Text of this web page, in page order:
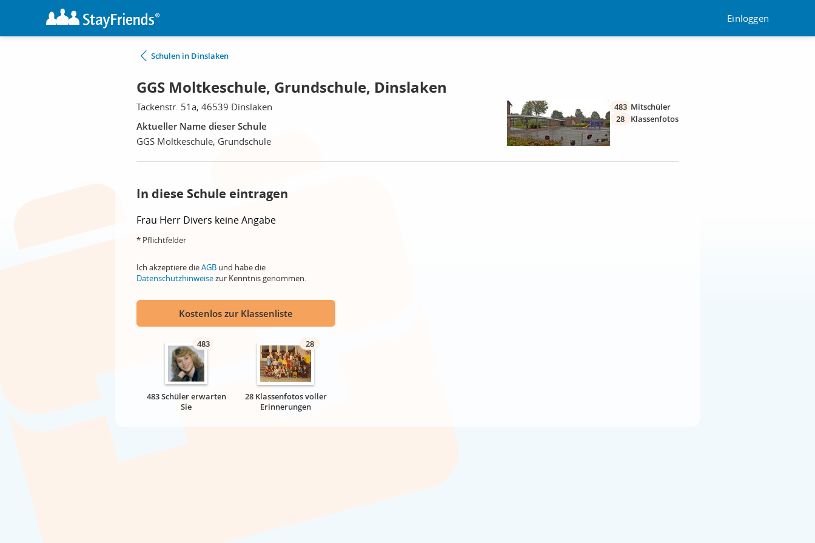
Einloggen
Schulen in Dinslaken
GGS Moltkeschule, Grundschule, Dinslaken
Tackenstr. 51a, 46539 Dinslaken
Aktueller Name dieser Schule
GGS Moltkeschule, Grundschule
483 Mitschüler
28
Klassenfotos
In diese Schule eintragen
Frau Herr Divers keine Angabe
* Pflichtfelder
Ich akzeptiere dieAGB und habe die
Datenschutzhinweisezur Kenntnis genommen.
Kostenlos zur Klassenliste
483
483 Schüler erwarten
Sie
28
28 Klassenfotos voller
Erinnerungen